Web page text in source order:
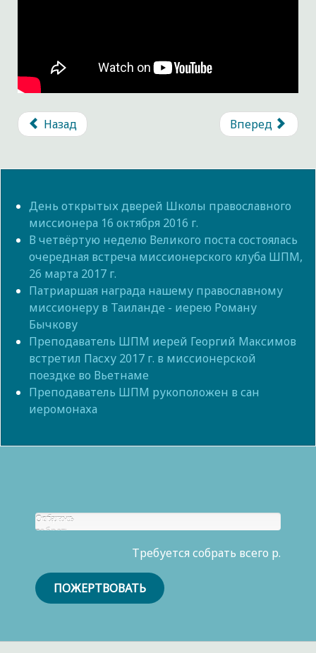
Назад Вперед
День открытых дверей Школы православного
миссионера 16 октября 2016 г.
В четвёртую неделю Великого поста cостоялась
очередная встреча миссионерского клуба ШПМ,
26 марта 2017 г.
Патриаршая награда нашему православному
миссионеру в Таиланде - иерею Роману
Бычкову
Преподаватель ШПМ иерей Георгий Максимов
встретил Пасху 2017 г. в миссионерской
поездке во Вьетнаме
Преподаватель ШПМ рукоположен в сан
иеромонаха
Собрано
р.
Осталось
собрать
Требуется собрать всего р.
ПОЖЕРТВОВАТЬ